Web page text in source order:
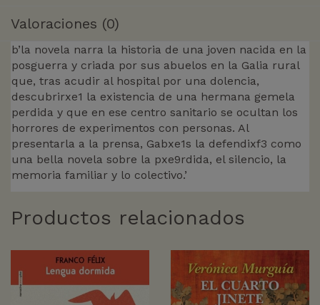
Valoraciones (0)
b’la novela narra la historia de una joven nacida en la
posguerra y criada por sus abuelos en la Galia rural
que, tras acudir al hospital por una dolencia,
descubrirxe1 la existencia de una hermana gemela
perdida y que en ese centro sanitario se ocultan los
horrores de experimentos con personas. Al
presentarla a la prensa, Gabxe1s la defendixf3 como
una bella novela sobre la pxe9rdida, el silencio, la
memoria familiar y lo colectivo.’
Productos relacionados